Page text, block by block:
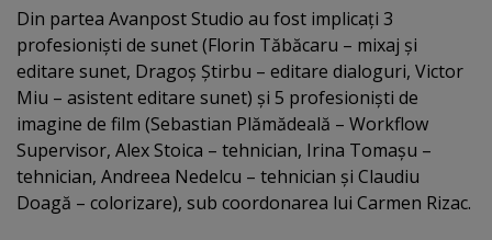
Din partea Avanpost Studio au fost implicaţi 3
profesionişti de sunet (Florin Tăbăcaru – mixaj şi
editare sunet, Dragoş Ştirbu – editare dialoguri, Victor
Miu – asistent editare sunet) şi 5 profesionişti de
imagine de film (Sebastian Plămădeală – Workflow
Supervisor, Alex Stoica – tehnician, Irina Tomaşu –
tehnician, Andreea Nedelcu – tehnician şi Claudiu
Doagă – colorizare), sub coordonarea lui Carmen Rizac.